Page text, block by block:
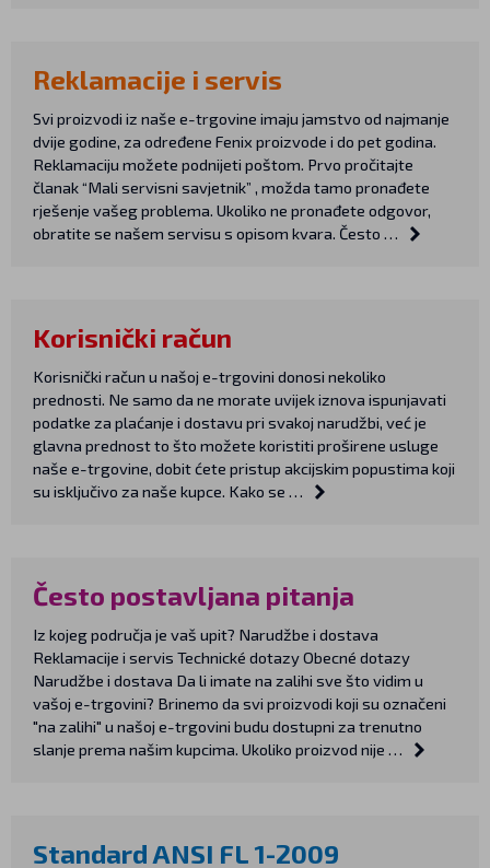
Reklamacije i servis
Svi proizvodi iz naše e-trgovine imaju jamstvo od najmanje
dvije godine, za određene Fenix proizvode i do pet godina.
Reklamaciju možete podnijeti poštom. Prvo pročitajte
članak “Mali servisni savjetnik” , možda tamo pronađete
rješenje vašeg problema. Ukoliko ne pronađete odgovor,
obratite se našem servisu s opisom kvara. Često …
Korisnički račun
Korisnički račun u našoj e-trgovini donosi nekoliko
prednosti. Ne samo da ne morate uvijek iznova ispunjavati
podatke za plaćanje i dostavu pri svakoj narudžbi, već je
glavna prednost to što možete koristiti proširene usluge
naše e-trgovine, dobit ćete pristup akcijskim popustima koji
su isključivo za naše kupce. Kako se …
Često postavljana pitanja
Iz kojeg područja je vaš upit? Narudžbe i dostava
Reklamacije i servis Technické dotazy Obecné dotazy
Narudžbe i dostava Da li imate na zalihi sve što vidim u
vašoj e-trgovini? Brinemo da svi proizvodi koji su označeni
"na zalihi" u našoj e-trgovini budu dostupni za trenutno
slanje prema našim kupcima. Ukoliko proizvod nije …
Standard ANSI FL 1-2009